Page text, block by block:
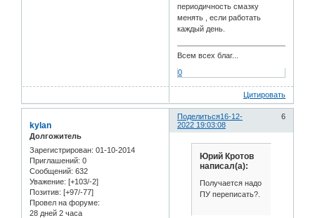
периодичность смазку
менять , если работать
каждый день.
Всем всех благ...
0
Цитировать
Поделиться 6
16-12-
2022 19:03:08
kylan
Долгожитель
Зарегистрирован: 01-10-2014
Приглашений: 0
Сообщений: 632
Уважение: [+103/-2]
Позитив: [+97/-77]
Провел на форуме:
28 дней 2 часа
Юрий Кротов
написал(а):
Получается надо
ПУ переписать?.